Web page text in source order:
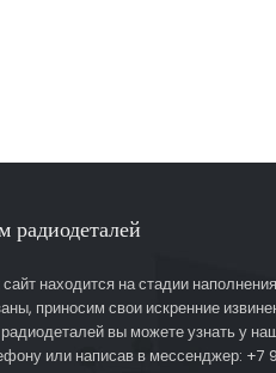
радиодеталей
сайт находится на стадии
приносим свои искренние
радиодеталей вы можете узнать у
или написав в мессенджер: +7